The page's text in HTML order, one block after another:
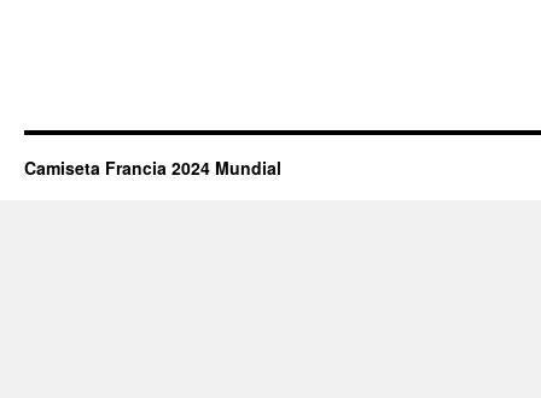
Camiseta Francia 2024 Mundial